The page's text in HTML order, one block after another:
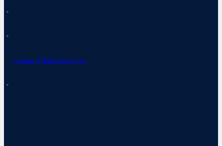
contact@tolbadestiri.ro